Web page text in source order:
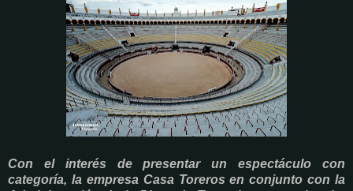
Con el interés de presentar un espectáculo con
categoría, la empresa Casa Toreros en conjunto con la